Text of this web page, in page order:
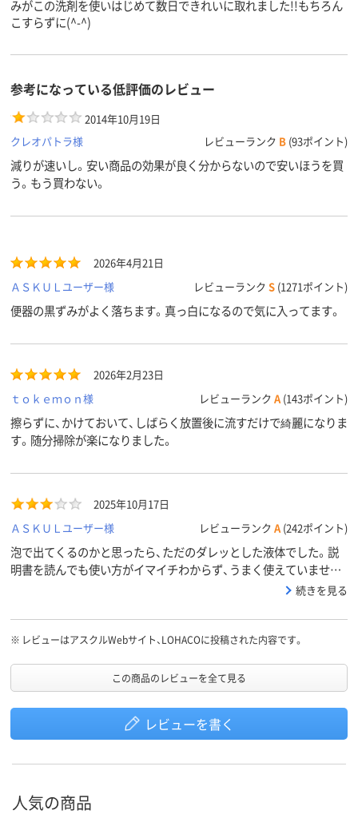
みがこの洗剤を使いはじめて数日できれいに取れました!!もちろん
こすらずに(^-^)
参考になっている低評価のレビュー
2014年10月19日
クレオパトラ様
レビューランク B (93ポイント)
減りが速いし。安い商品の効果が良く分からないので安いほうを買
う。もう買わない。
2026年4月21日
ＡＳＫＵＬユーザー様
レビューランク S (1271ポイント)
便器の黒ずみがよく落ちます。真っ白になるので気に入ってます。
2026年2月23日
ｔｏｋｅｍｏｎ様
レビューランク A (143ポイント)
擦らずに、かけておいて、しばらく放置後に流すだけで綺麗になりま
す。随分掃除が楽になりました。
2025年10月17日
ＡＳＫＵＬユーザー様
レビューランク A (242ポイント)
泡で出てくるのかと思ったら、ただのダレッとした液体でした。説
明書を読んでも使い方がイマイチわからず、うまく使えていませ
ん。またアルコールと混ざるといけないようで、トイレ掃除の際に
続きを見る
※ レビューはアスクルWebサイト、LOHACOに投稿された内容です。
この商品のレビューを全て見る
レビューを書く
人気の商品